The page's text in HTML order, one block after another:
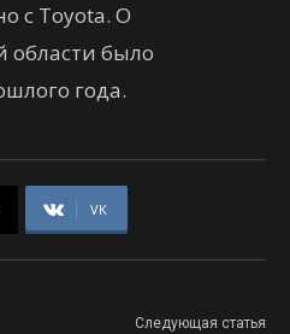
с Toyota. О
области было
года.
VK
Следующая статья